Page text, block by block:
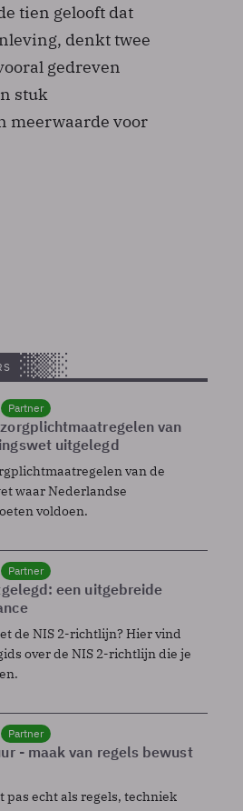
tien gelooft dat
denkt twee
gedreven
stuk
meerwaarde voor
Partner
van
uitgelegd
van de
waar Nederlandse
voldoen.
Partner
een uitgebreide
de NIS 2-richtlijn? Hier vind
over de NIS 2-richtlijn die je
Partner
- maak van regels bewust
pas echt als regels, techniek